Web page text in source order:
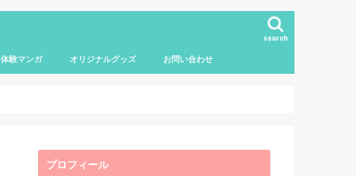
search
験マンガ オリジナルグッズ お問い合わせ
プロフィール